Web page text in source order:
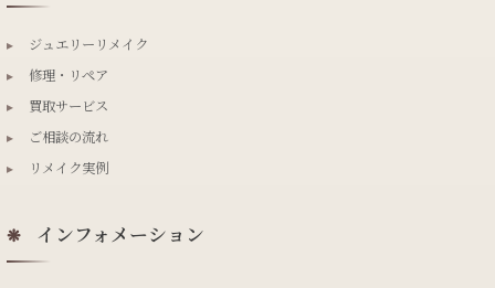
▸
ジュエリーリメイク
▸
修理・リペア
▸
買取サービス
▸
ご相談の流れ
▸
リメイク実例
❋ インフォメーション